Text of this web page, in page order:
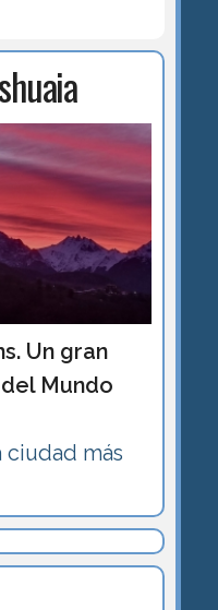
Un gran
Mundo
ciudad más